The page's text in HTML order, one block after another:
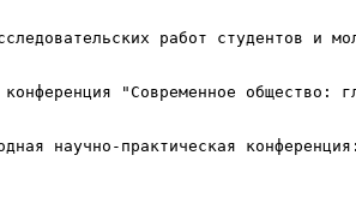
работ студентов и
"Современное общество:
научно-практическая